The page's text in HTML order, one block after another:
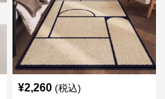
¥2,260 (税込)